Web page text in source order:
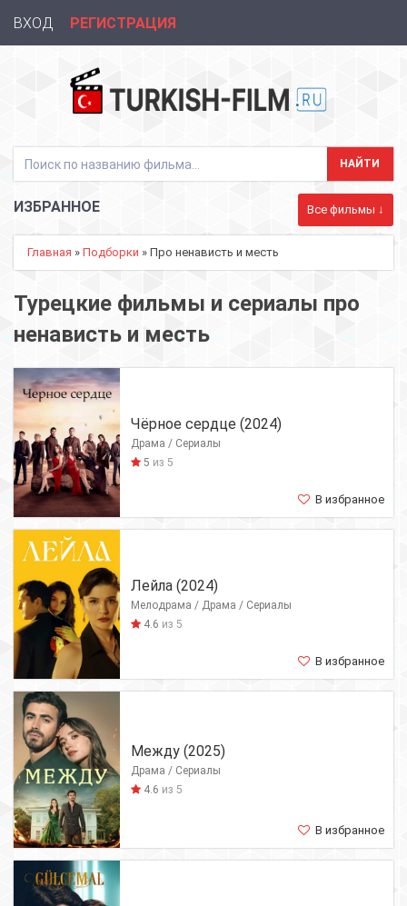
ВХОД РЕГИСТРАЦИЯ
ИЗБРАННОЕ Все фильмы ↓
Главная » Подборки » Про ненависть и месть
Турецкие фильмы и сериалы про
ненависть и месть
Чёрное сердце (2024)
Драма / Сериалы
5 из 5
В избранное
Лейла (2024)
Мелодрама / Драма / Сериалы
4.6 из 5
В избранное
Между (2025)
Драма / Сериалы
4.6 из 5
В избранное